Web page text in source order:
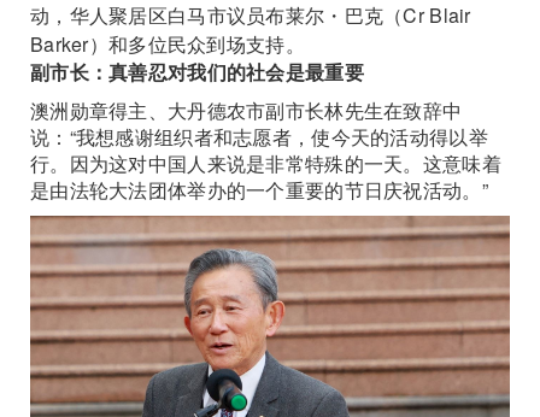
动，华人聚居区白马市议员布莱尔・巴克（Cr Blair
Barker）和多位民众到场支持。
副市长：真善忍对我们的社会是最重要
澳洲勋章得主、大丹德农市副市长林先生在致辞中
说：“我想感谢组织者和志愿者，使今天的活动得以举
行。因为这对中国人来说是非常特殊的一天。这意味着
是由法轮大法团体举办的一个重要的节日庆祝活动。”